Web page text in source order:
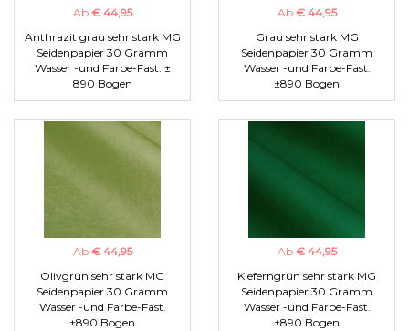
Ab € 44,95
Anthrazit grau sehr stark MG
Seidenpapier 30 Gramm
Wasser -und Farbe-Fast. ±
890 Bogen
Ab € 44,95
Grau sehr stark MG
Seidenpapier 30 Gramm
Wasser -und Farbe-Fast.
±890 Bogen
Ab € 44,95
Olivgrün sehr stark MG
Seidenpapier 30 Gramm
Wasser -und Farbe-Fast.
±890 Bogen
Ab € 44,95
Kieferngrün sehr stark MG
Seidenpapier 30 Gramm
Wasser -und Farbe-Fast.
±890 Bogen